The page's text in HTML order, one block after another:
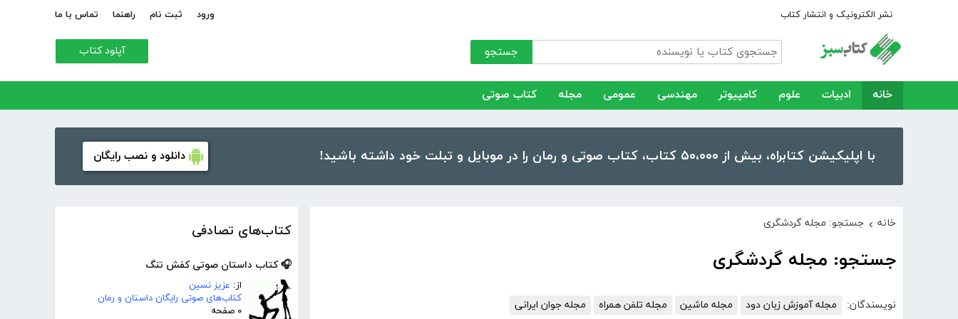
نشر الکترونیک و انتشار کتاب ورود ثبت نام راهنما تماس با ما
جستجو آپلود کتاب
خانه ادبیات علوم کامپیوتر مهندسی عمومی مجله کتاب صوتی
با اپلیکیشن کتابراه، بیش از ۵۰،۰۰۰ کتاب، کتاب صوتی و رمان را در موبایل و تبلت خود داشته باشید! دانلود و نصب رایگان
کتاب‌های تصادفی
🎧 کتاب داستان صوتی کفش تنگ
از: عزیز نسین
کتاب‌های صوتی رایگان داستان و رمان
۰ صفحه
خانه › جستجو: مجله گردشگری
جستجو: مجله گردشگری
نویسندگان: مجله آموزش زبان دود مجله ماشین مجله تلفن همراه مجله جوان ایرانی